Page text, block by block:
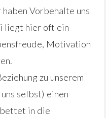
Vorbehalte uns
liegt hier oft ein
Motivation
zu unserem
selbst) einen
in die